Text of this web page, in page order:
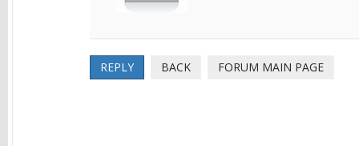
REPLY BACK FORUM MAIN PAGE